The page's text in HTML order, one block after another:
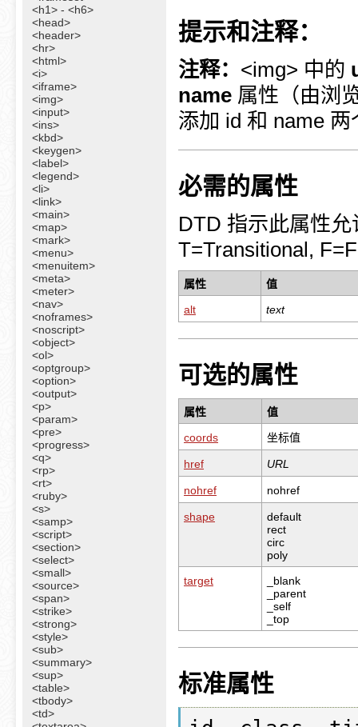
<h1> - <h6>
<head>
<header>
<hr>
<html>
<i>
<iframe>
<img>
<input>
<ins>
<kbd>
<keygen>
<label>
<legend>
<li>
<link>
<main>
<map>
<mark>
<menu>
<menuitem>
<meta>
<meter>
<nav>
<noframes>
<noscript>
<object>
<ol>
<optgroup>
<option>
<output>
<p>
<param>
<pre>
<progress>
<q>
<rp>
<rt>
<ruby>
<s>
<samp>
<script>
<section>
<select>
<small>
<source>
<span>
<strike>
<strong>
<style>
<sub>
<summary>
<sup>
<table>
<tbody>
<td>
提示和注释：
注释： <img> 中的
name 属性（由浏
添加 id 和 name 两
必需的属性
DTD 指示此属性
T=Transitional,
属性
值
alt
text
可选的属性
属性
值
coords
坐标值
href URL
nohref nohref
shape
default
rect
circ
poly
target
_blank
_parent
_self
_top
标准属性